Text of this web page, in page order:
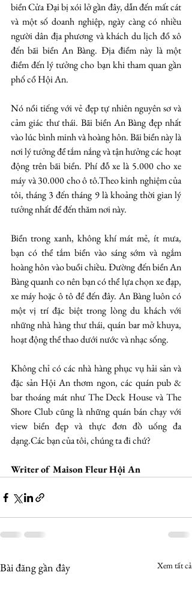
biển Cửa Đại bị xói lở gần đây, dẫn đến mất cát
và một số doanh nghiệp, ngày càng có nhiều
người dân địa phương và khách du lịch đổ xô
đến bãi biển An Bàng. Địa điểm này là một
điểm đến lý tưởng cho bạn khi tham quan gần
phố cổ Hội An.
Nó nổi tiếng với vẻ đẹp tự nhiên nguyên sơ và
cảm giác thư thái. Bãi biển An Bàng đẹp nhất
vào lúc bình minh và hoàng hôn. Bãi biển này là
nơi lý tưởng để tắm nắng và tận hưởng các hoạt
động trên bãi biển. Phí đỗ xe là 5.000 cho xe
máy và 30.000 cho ô tô.Theo kinh nghiệm của
tôi, tháng 3 đến tháng 9 là khoảng thời gian lý
tưởng nhất để đến thăm nơi này.
Biển trong xanh, không khí mát mẻ, ít mưa,
bạn có thể tắm biển vào sáng sớm và ngắm
hoàng hôn vào buổi chiều. Đường đến biển An
Bàng quanh co nên bạn có thể lựa chọn xe đạp,
xe máy hoặc ô tô để đến đây. An Bàng luôn có
một vị trí đặc biệt trong lòng du khách với
những nhà hàng thư thái, quán bar mở khuya,
hoạt động thể thao dưới nước và nhạc sống.
Không chỉ có các nhà hàng phục vụ hải sản và
đặc sản Hội An thơm ngon, các quán pub &
bar thoáng mát như The Deck House và The
Shore Club cũng là những quán bán chạy với
view biển đẹp và thực đơn đồ uống đa
dạng.Các bạn của tôi, chúng ta đi chứ?
Writer of Maison Fleur Hội An
Bài đăng gần đây Xem tất cả